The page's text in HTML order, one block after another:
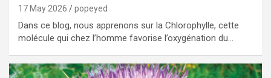
17 May 2026 popeyed
Dans ce blog, nous apprenons sur la Chlorophylle, cette
molécule qui chez l’homme favorise l’oxygénation du…